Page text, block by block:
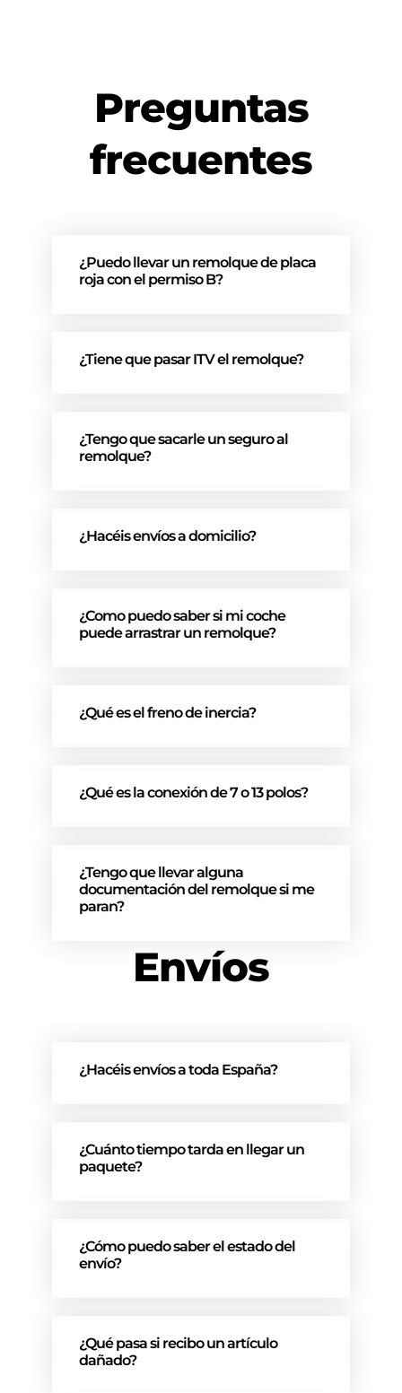
Preguntas
frecuentes
¿Puedo llevar un remolque de placa
roja con el permiso B?
¿Tiene que pasar ITV el remolque?
¿Tengo que sacarle un seguro al
remolque?
¿Hacéis envíos a domicilio?
¿Como puedo saber si mi coche
puede arrastrar un remolque?
¿Qué es el freno de inercia?
¿Qué es la conexión de 7 o 13 polos?
¿Tengo que llevar alguna
documentación del remolque si me
paran?
Envíos
¿Hacéis envíos a toda España?
¿Cuánto tiempo tarda en llegar un
paquete?
¿Cómo puedo saber el estado del
envío?
¿Qué pasa si recibo un artículo
dañado?